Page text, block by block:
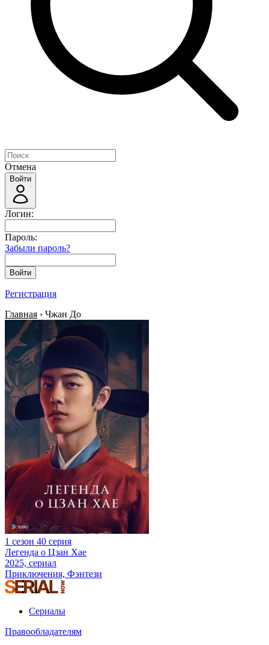
Отмена
Войти
Логин:
Пароль:
Забыли пароль?
Войти
Регистрация
Главная › Чжан До
1 сезон 40 серия
Легенда о Цзан Хае
2025, сериал
Приключения, Фэнтези
Сериалы
Правообладателям